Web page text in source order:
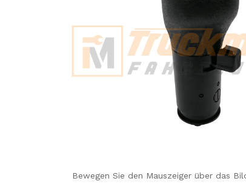
Bewegen Sie den Mauszeiger über das